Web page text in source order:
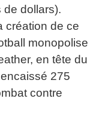
de dollars).
création de ce
monopolise
en tête du
275
contre